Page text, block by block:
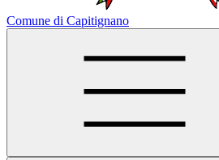
Comune di Capitignano